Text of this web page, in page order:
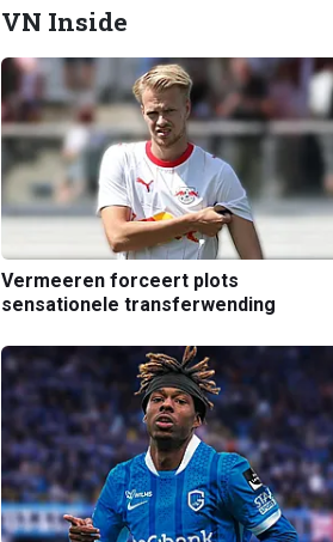
VN Inside
Vermeeren forceert plots
sensationele transferwending